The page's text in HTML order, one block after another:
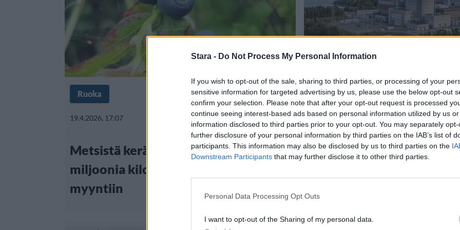
Stara - Do Not Process My Personal Information
If you wish to opt-out of the sale, sharing to third parties, or processing of your
sensitive information for targeted advertising by us, please use the below opt-out
confirm your selection. Please note that after your opt-out request is processed
continue seeing interest-based ads based on personal information utilized by us
information disclosed to third parties prior to your opt-out. You may separately
further disclosure of your personal information by third parties on the IAB’s list of
participants. This information may also be disclosed by us to third parties on the
Downstream Participants that may further disclose it to other third parties.
Personal Data Processing Opt Outs
I want to opt-out of the Sharing of my personal data.
Ruoka
19.4.2026, 17:07
Metsistä kerättiin vuonna 2025
miljoonia kiloja marjoja ja sieniä
myyntiin
Uutiset
14.4.2026, 18:04
Säteilyturvakeskus: